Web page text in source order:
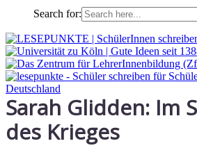
Search for:
Sarah Glidden: Im
des Krieges